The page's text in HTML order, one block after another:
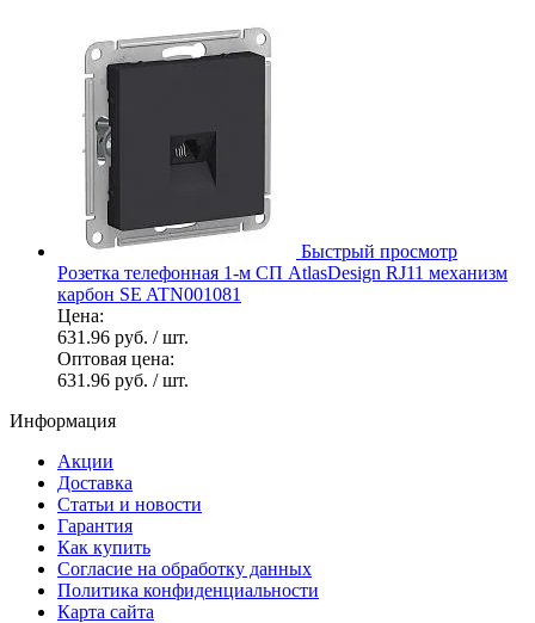
Быстрый просмотр
Розетка телефонная 1-м СП AtlasDesign RJ11 механизм
карбон SE ATN001081
Цена:
631.96 руб. / шт.
Оптовая цена:
631.96 руб. / шт.
Информация
Акции
Доставка
Статьи и новости
Гарантия
Как купить
Согласие на обработку данных
Политика конфиденциальности
Карта сайта